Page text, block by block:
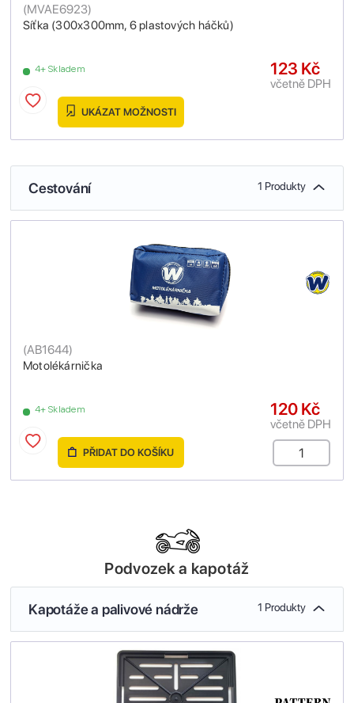
Síťka (300x300mm, 6 plastových háčků)
(MVAE6923)
4+ Skladem 123 Kč
včetně DPH
UKÁZAT MOŽNOSTI
Cestování 1 Produkty
Motolékárnička
(AB1644)
4+ Skladem 120 Kč
včetně DPH
PŘIDAT DO KOŠÍKU
Podvozek a kapotáž
Kapotáže a palivové nádrže 1 Produkty